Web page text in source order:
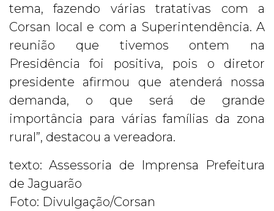
tema, fazendo várias tratativas com a
Corsan local e com a Superintendência. A
reunião que tivemos ontem na
Presidência foi positiva, pois o diretor
presidente afirmou que atenderá nossa
demanda, o que será de grande
importância para várias famílias da zona
rural”, destacou a vereadora.
texto: Assessoria de Imprensa Prefeitura
de Jaguarão
Foto: Divulgação/Corsan